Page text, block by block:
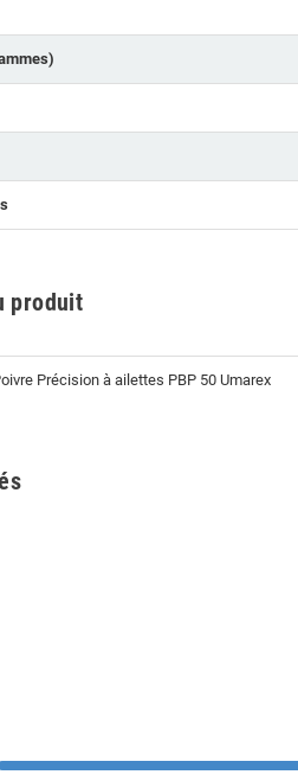
produit
Précision à ailettes PBP 50 Umarex